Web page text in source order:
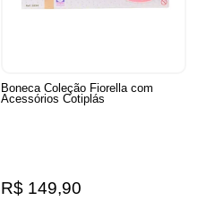
Boneca Coleção Fiorella com
Acessórios Cotiplás
R$ 149,90